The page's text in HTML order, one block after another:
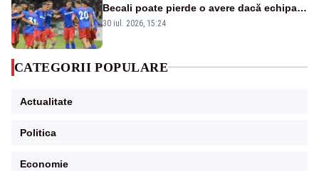
Becali poate pierde o avere dacă echipa
este eliminată de FK Auda
30 iul. 2026, 15:24
CATEGORII POPULARE
Actualitate
Politica
Economie